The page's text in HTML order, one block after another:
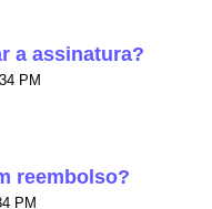
a assinatura?
Qui, 23 Jul na (o) 3:34 PM
reembolso?
2 Abr na (o) 7:34 PM